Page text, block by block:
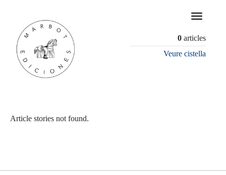
×
0 articles
Veure cistella
Article stories not found.